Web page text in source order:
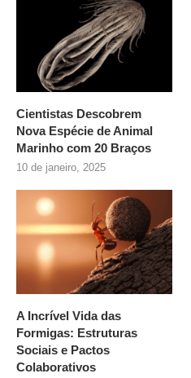
Cientistas Descobrem
Nova Espécie de Animal
Marinho com 20 Braços
10 de janeiro, 2025
A Incrível Vida das
Formigas: Estruturas
Sociais e Pactos
Colaborativos